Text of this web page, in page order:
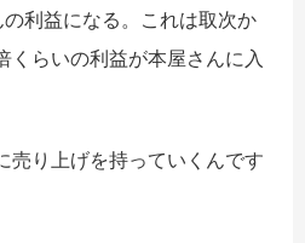
利益になる。これは取次か
くらいの利益が本屋さんに入
り上げを持っていくんです